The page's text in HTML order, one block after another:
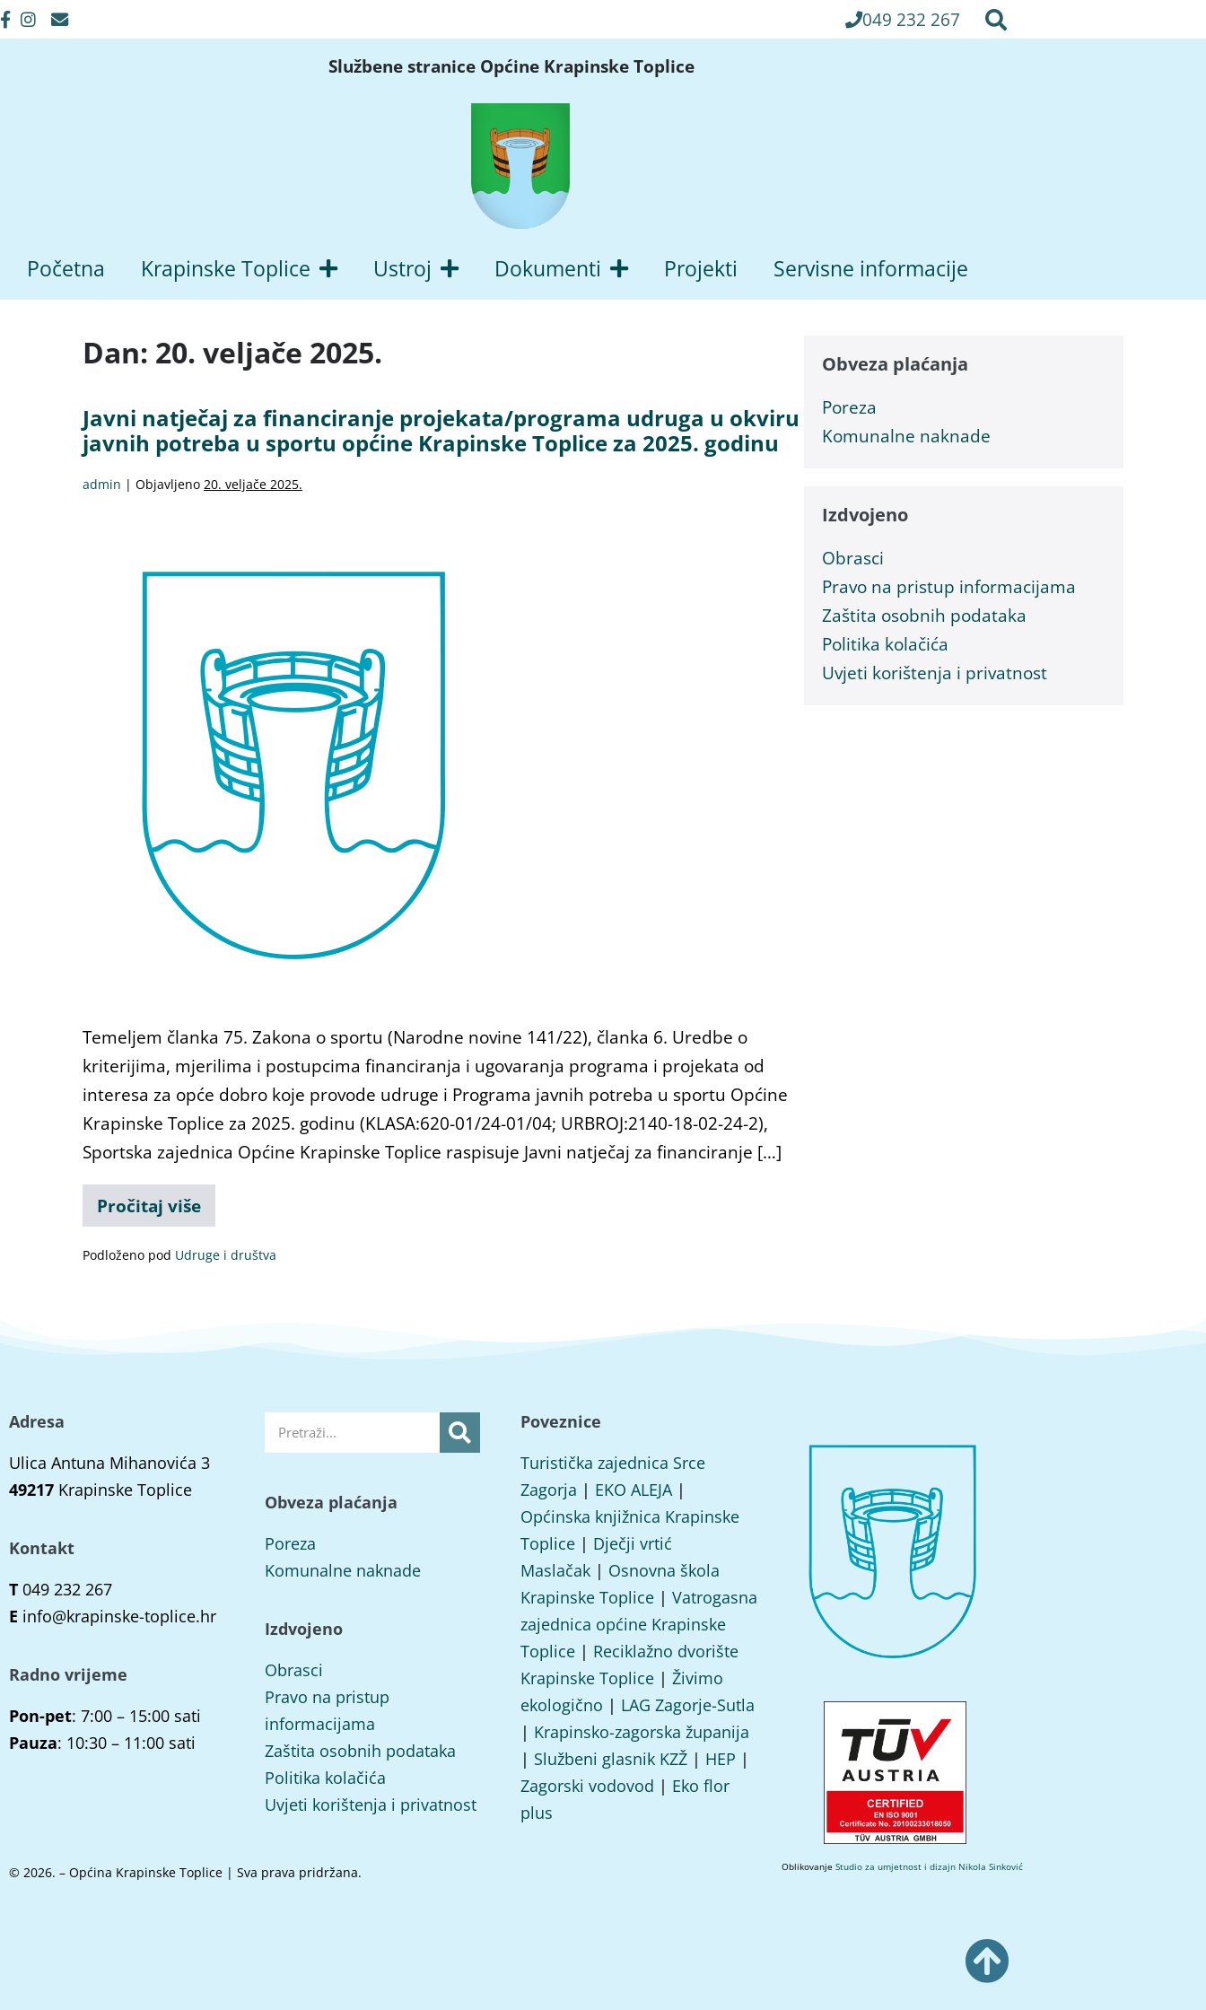
049 232 267
Službene stranice Općine Krapinske Toplice
Početna Krapinske Toplice Ustroj Dokumenti Projekti Servisne informacije
Dan: 20. veljače 2025.
Javni natječaj za financiranje projekata/programa udruga u okviru
javnih potreba u sportu općine Krapinske Toplice za 2025. godinu
admin | Objavljeno 20. veljače 2025.
Temeljem članka 75. Zakona o sportu (Narodne novine 141/22), članka 6. Uredbe o
kriterijima, mjerilima i postupcima financiranja i ugovaranja programa i projekata od
interesa za opće dobro koje provode udruge i Programa javnih potreba u sportu Općine
Krapinske Toplice za 2025. godinu (KLASA:620-01/24-01/04; URBROJ:2140-18-02-24-2),
Sportska zajednica Općine Krapinske Toplice raspisuje Javni natječaj za financiranje […]
Pročitaj više
Podloženo pod Udruge i društva
Obveza plaćanja
Poreza
Komunalne naknade
Izdvojeno
Obrasci
Pravo na pristup informacijama
Zaštita osobnih podataka
Politika kolačića
Uvjeti korištenja i privatnost
Adresa
Ulica Antuna Mihanovića 3
49217 Krapinske Toplice
Kontakt
T 049 232 267
E info@krapinske-toplice.hr
Radno vrijeme
Pon-pet: 7:00 – 15:00 sati
Pauza: 10:30 – 11:00 sati
Obveza plaćanja
Poreza
Komunalne naknade
Izdvojeno
Obrasci
Pravo na pristup
informacijama
Zaštita osobnih podataka
Politika kolačića
Uvjeti korištenja i privatnost
Poveznice
Turistička zajednica Srce
Zagorja | EKO ALEJA|
Općinska knjižnica Krapinske
Toplice | Dječji vrtić
Maslačak | Osnovna škola
Krapinske Toplice | Vatrogasna
zajednica općine Krapinske
Toplice | Reciklažno dvorište
Krapinske Toplice | Živimo
ekologično | LAG Zagorje-Sutla
| Krapinsko-zagorska županija
| Službeni glasnik KZŽ | HEP |
Zagorski vodovod | Eko flor
plus
© 2026. – Općina Krapinske Toplice | Sva prava pridržana. Oblikovanje Studio za umjetnost i dizajn Nikola Sinković